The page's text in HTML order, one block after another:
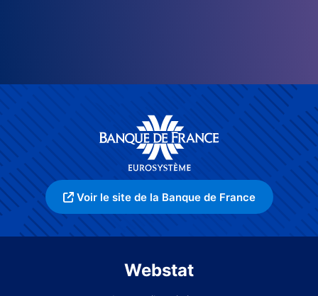
Voir le site de la Banque de France
Webstat